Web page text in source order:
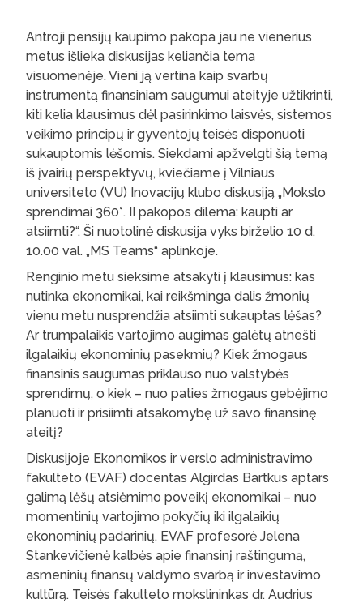
Antroji pensijų kaupimo pakopa jau ne vienerius
metus išlieka diskusijas keliančia tema
visuomenėje. Vieni ją vertina kaip svarbų
instrumentą finansiniam saugumui ateityje užtikrinti,
kiti kelia klausimus dėl pasirinkimo laisvės, sistemos
veikimo principų ir gyventojų teisės disponuoti
sukauptomis lėšomis. Siekdami apžvelgti šią temą
iš įvairių perspektyvų, kviečiame į Vilniaus
universiteto (VU) Inovacijų klubo diskusiją „Mokslo
sprendimai 360°. II pakopos dilema: kaupti ar
atsiimti?“. Ši nuotolinė diskusija vyks birželio 10 d.
10.00 val. „MS Teams“ aplinkoje.
Renginio metu sieksime atsakyti į klausimus: kas
nutinka ekonomikai, kai reikšminga dalis žmonių
vienu metu nusprendžia atsiimti sukauptas lėšas?
Ar trumpalaikis vartojimo augimas galėtų atnešti
ilgalaikių ekonominių pasekmių? Kiek žmogaus
finansinis saugumas priklauso nuo valstybės
sprendimų, o kiek – nuo paties žmogaus gebėjimo
planuoti ir prisiimti atsakomybę už savo finansinę
ateitį?
Diskusijoje Ekonomikos ir verslo administravimo
fakulteto (EVAF) docentas Algirdas Bartkus aptars
galimą lėšų atsiėmimo poveikį ekonomikai – nuo
momentinių vartojimo pokyčių iki ilgalaikių
ekonominių padarinių. EVAF profesorė Jelena
Stankevičienė kalbės apie finansinį raštingumą,
asmeninių finansų valdymo svarbą ir investavimo
kultūrą. Teisės fakulteto mokslininkas dr. Audrius